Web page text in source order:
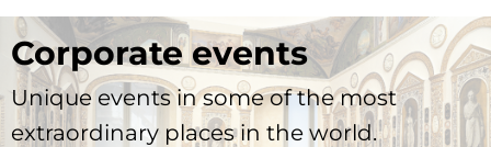
Corporate events
Unique events in some of the most
extraordinary places in the world.